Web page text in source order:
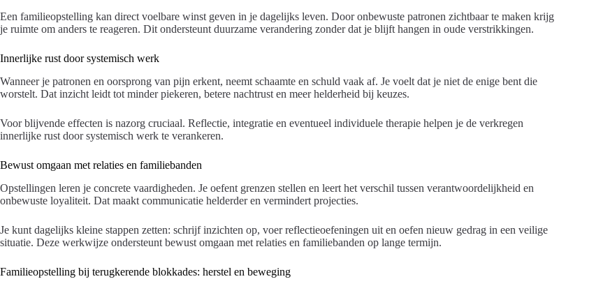
Een familieopstelling kan direct voelbare winst geven in je dagelijks leven. Door onbewuste patronen zichtbaar te maken krijg
je ruimte om anders te reageren. Dit ondersteunt duurzame verandering zonder dat je blijft hangen in oude verstrikkingen.
Innerlijke rust door systemisch werk
Wanneer je patronen en oorsprong van pijn erkent, neemt schaamte en schuld vaak af. Je voelt dat je niet de enige bent die
worstelt. Dat inzicht leidt tot minder piekeren, betere nachtrust en meer helderheid bij keuzes.
Voor blijvende effecten is nazorg cruciaal. Reflectie, integratie en eventueel individuele therapie helpen je de verkregen
innerlijke rust door systemisch werk te verankeren.
Bewust omgaan met relaties en familiebanden
Opstellingen leren je concrete vaardigheden. Je oefent grenzen stellen en leert het verschil tussen verantwoordelijkheid en
onbewuste loyaliteit. Dat maakt communicatie helderder en vermindert projecties.
Je kunt dagelijks kleine stappen zetten: schrijf inzichten op, voer reflectieoefeningen uit en oefen nieuw gedrag in een veilige
situatie. Deze werkwijze ondersteunt bewust omgaan met relaties en familiebanden op lange termijn.
Familieopstelling bij terugkerende blokkades: herstel en beweging